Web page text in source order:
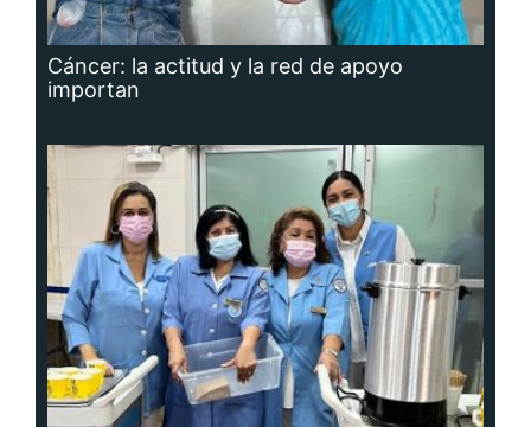
Cáncer: la actitud y la red de apoyo
importan